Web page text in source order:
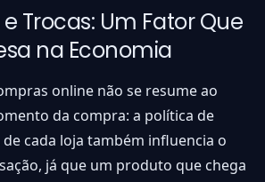
Trocas: Um Fator Que
na Economia
online não se resume ao
da compra: a política de
cada loja também influencia o
já que um produto que chega